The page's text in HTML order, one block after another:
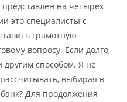
на четырех
это специалисты с
грамотную
вопросу. Если долго,
способом. Я не
выбирая в
Для продолжения